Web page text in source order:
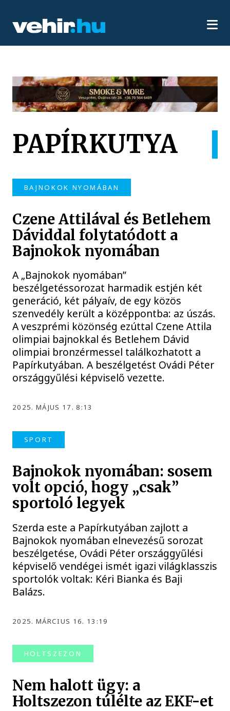
PAPÍRKUTYA
BAJNOKOK NYOMÁBAN
Czene Attilával és Betlehem
Dáviddal folytatódott a
Bajnokok nyomában
A „Bajnokok nyomában”
beszélgetéssorozat harmadik estjén két
generáció, két pályaív, de egy közös
szenvedély került a középpontba: az úszás.
A veszprémi közönség ezúttal Czene Attila
olimpiai bajnokkal és Betlehem Dávid
olimpiai bronzérmessel találkozhatott a
Papírkutyában. A beszélgetést Ovádi Péter
országgyűlési képviselő vezette.
2025. MÁJUS 17. 8:13
SPORT
Bajnokok nyomában: sosem
volt opció, hogy „csak”
sportoló legyek
Szerda este a Papírkutyában zajlott a
Bajnokok nyomában elnevezésű sorozat
beszélgetése, Ovádi Péter országgyűlési
képviselő vendégei ismét igazi világklasszis
sportolók voltak: Kéri Bianka és Baji
Balázs.
2025. MÁRCIUS 16. 13:19
HOLTSZEZON
Nem halott ügy: a
Holtszezon túlélte az EKF-et